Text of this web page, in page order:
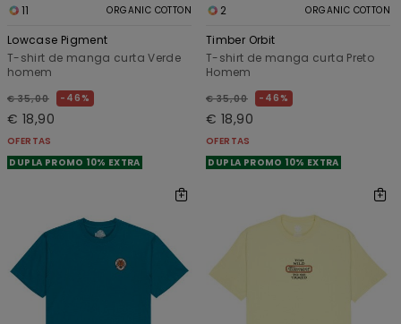
11 ORGANIC COTTON
Lowcase Pigment
T-shirt de manga curta Verde
homem
€ 35,00 46%
€ 18,90
OFERTAS
DUPLA PROMO 10% EXTRA
2 ORGANIC COTTON
Timber Orbit
T-shirt de manga curta Preto
Homem
€ 35,00 46%
€ 18,90
OFERTAS
DUPLA PROMO 10% EXTRA